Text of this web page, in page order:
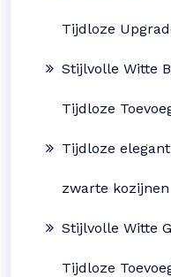
Tijdloze
Stijlvolle Witte
Tijdloze
Tijdloze
zwarte kozijnen
Stijlvolle Witte
Tijdloze